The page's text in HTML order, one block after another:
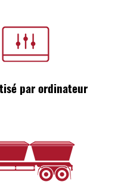
par ordinateur